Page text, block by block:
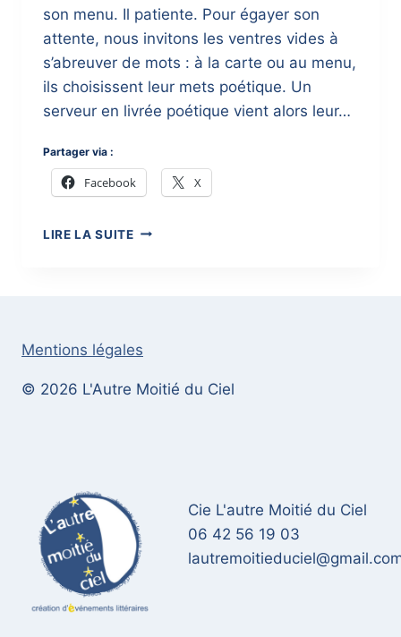
son menu. Il patiente. Pour égayer son
attente, nous invitons les ventres vides à
s’abreuver de mots : à la carte ou au menu,
ils choisissent leur mets poétique. Un
serveur en livrée poétique vient alors leur…
Partager via :
Facebook X
LIRE LA SUITE}
Mentions légales
© 2026 L'Autre Moitié du Ciel
Cie L'autre Moitié du Ciel
06 42 56 19 03